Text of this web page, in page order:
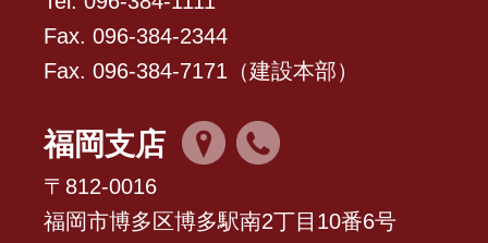
Fax. 096-384-2344
Fax. 096-384-7171（建設本部）
福岡支店
〒812-0016
福岡市博多区博多駅南2丁目10番6号